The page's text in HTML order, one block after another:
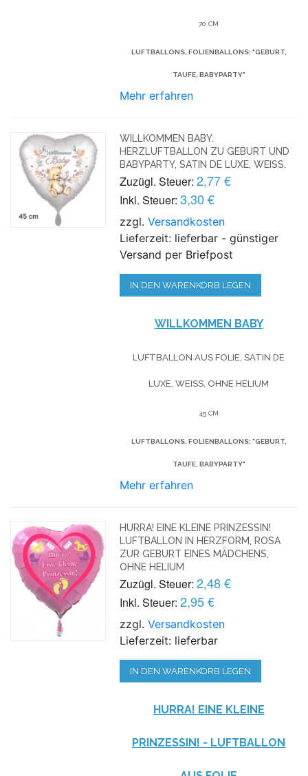
70 CM
LUFTBALLONS, FOLIENBALLONS: "GEBURT,
TAUFE, BABYPARTY"
Mehr erfahren
WILLKOMMEN BABY.
HERZLUFTBALLON ZU GEBURT UND
BABYPARTY, SATIN DE LUXE, WEISS.
Zuzügl. Steuer: 2,77 €
Inkl. Steuer: 3,30 €
zzgl.Versandkosten
Lieferzeit: lieferbar - günstiger
Versand per Briefpost
IN DEN WARENKORB LEGEN
WILLKOMMEN BABY
LUFTBALLON AUS FOLIE, SATIN DE
LUXE, WEISS, OHNE HELIUM
45 CM
LUFTBALLONS, FOLIENBALLONS: "GEBURT,
TAUFE, BABYPARTY"
Mehr erfahren
HURRA! EINE KLEINE PRINZESSIN!
LUFTBALLON IN HERZFORM, ROSA
ZUR GEBURT EINES MÄDCHENS,
OHNE HELIUM
Zuzügl. Steuer: 2,48 €
Inkl. Steuer: 2,95 €
zzgl.Versandkosten
Lieferzeit: lieferbar
IN DEN WARENKORB LEGEN
HURRA! EINE KLEINE
PRINZESSIN! - LUFTBALLON